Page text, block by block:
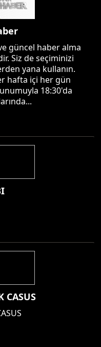
güncel haber alma
Siz de seçiminizi
yana kullanın.
hafta içi her gün
18:30'da
CASUS